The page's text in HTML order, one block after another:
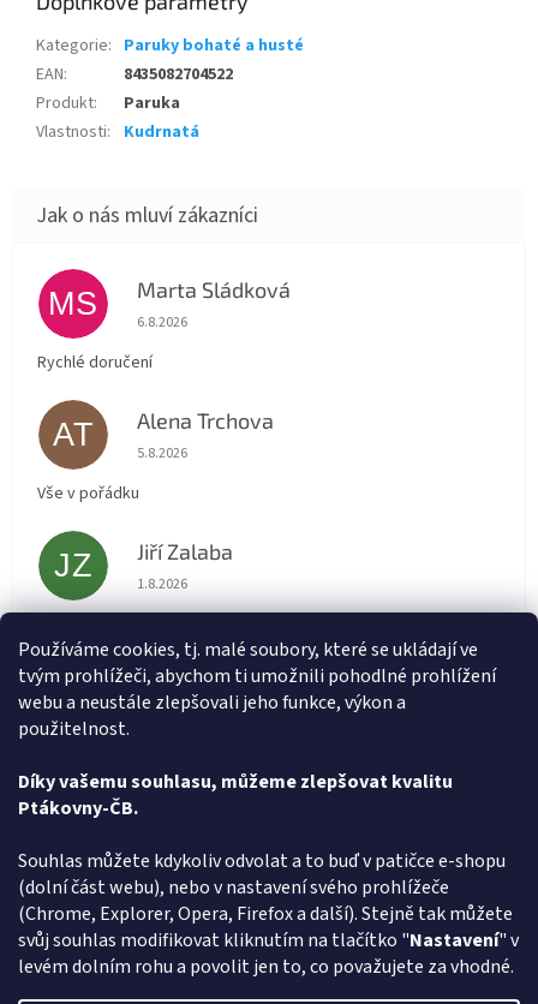
Používáme cookies, tj. malé soubory, které se ukládají ve
tvým prohlížeči, abychom ti umožnili pohodlné prohlížení
webu a neustále zlepšovali jeho funkce, výkon a
použitelnost.
Díky vašemu souhlasu, můžeme zlepšovat kvalitu
Ptákovny-ČB.
Souhlas můžete kdykoliv odvolat a to buď v patičce e-shopu
(dolní část webu), nebo v nastavení svého prohlížeče
(Chrome, Explorer, Opera, Firefox a další). Stejně tak můžete
svůj souhlas modifikovat kliknutím na tlačítko "Nastavení" v
levém dolním rohu a povolit jen to, co považujete za vhodné.
Kategorie: Paruky bohaté a husté
EAN:
8435082704522
Produkt:
Paruka
Vlastnosti: Kudrnatá
MS Marta Sládková
Hodnocení obchodu je 5 z 5 hvězdiček.
6.8.2026
Rychlé doručení
AT Alena Trchova
Hodnocení obchodu je 5 z 5 hvězdiček.
5.8.2026
Vše v pořádku
JZ Jiří Zalaba
Hodnocení obchodu je 5 z 5 hvězdiček.
1.8.2026
L Lída
Hodnocení obchodu je 5 z 5 hvězdiček.
31.7.2026
Způsob ověřování recenzí